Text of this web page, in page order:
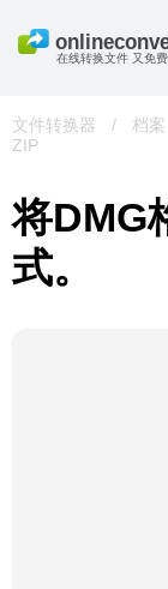
在线转换文件 又免
文件转换器 / 档案
ZIP
将DMG
式。